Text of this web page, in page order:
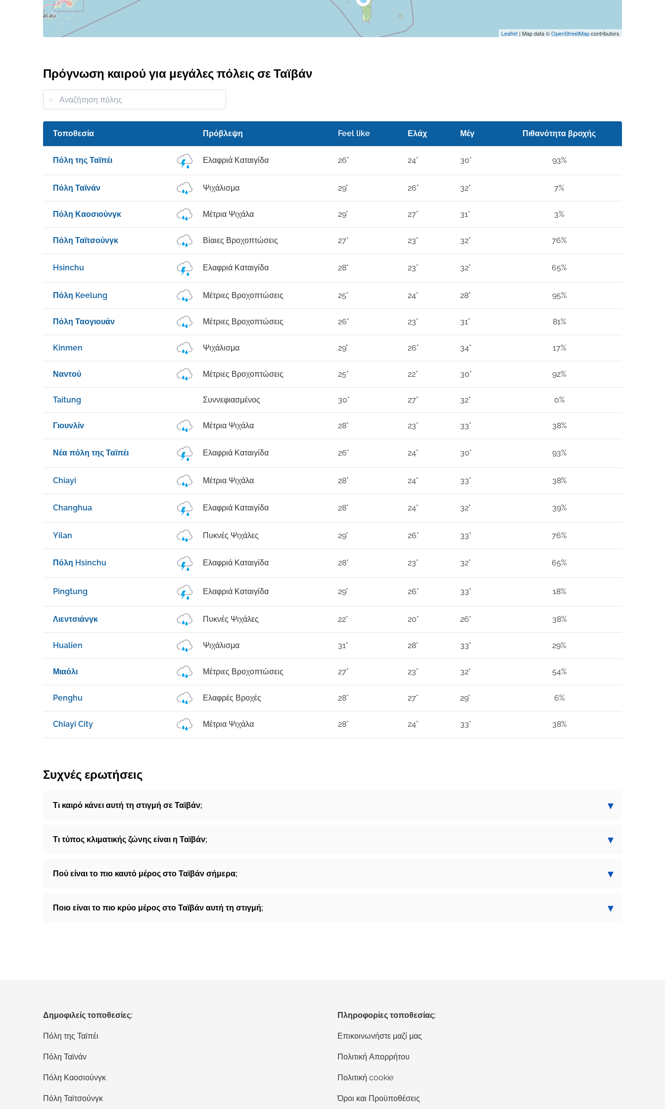
Leaflet | Map data ©OpenStreetMapcontributors
Πρόγνωση καιρού για μεγάλες πόλεις σε Ταϊβάν
Τοποθεσία Πρόβλεψη Feel like Ελάχ Μέγ Πιθανότητα βροχής
Πόλη της Ταϊπέι Ελαφριά Καταιγίδα 26° 24° 30° 93%
Πόλη Ταϊνάν Ψιχάλισμα 29° 26° 32° 7%
Πόλη Καοσιούνγκ Μέτρια Ψιχάλα 29° 27° 31° 3%
Πόλη Ταϊτσούνγκ Βίαιες Βροχοπτώσεις 27° 23° 32° 76%
Hsinchu Ελαφριά Καταιγίδα 28° 23° 32° 65%
Πόλη Keelung Μέτριες Βροχοπτώσεις 25° 24° 28° 95%
Πόλη Ταογιουάν Μέτριες Βροχοπτώσεις 26° 23° 31° 81%
Kinmen Ψιχάλισμα 29° 26° 34° 17%
Ναντού Μέτριες Βροχοπτώσεις 25° 22° 30° 92%
Taitung Συννεφιασμένος 30° 27° 32° 0%
Γιουνλίν Μέτρια Ψιχάλα 28° 23° 33° 38%
Νέα πόλη της Ταϊπέι Ελαφριά Καταιγίδα 26° 24° 30° 93%
Chiayi Μέτρια Ψιχάλα 28° 24° 33° 38%
Changhua Ελαφριά Καταιγίδα 28° 24° 32° 39%
Yilan Πυκνές Ψιχάλες 29° 26° 33° 76%
Πόλη Hsinchu Ελαφριά Καταιγίδα 28° 23° 32° 65%
Pingtung Ελαφριά Καταιγίδα 29° 26° 33° 18%
Λιεντσιάνγκ Πυκνές Ψιχάλες 22° 20° 26° 38%
Hualien Ψιχάλισμα 31° 28° 33° 29%
Μιαόλι Μέτριες Βροχοπτώσεις 27° 23° 32° 54%
Penghu Ελαφρές Βροχές 28° 27° 29° 6%
Chiayi City Μέτρια Ψιχάλα 28° 24° 33° 38%
Συχνές ερωτήσεις
Τι καιρό κάνει αυτή τη στιγμή σε Ταϊβάν;
Τι τύπος κλιματικής ζώνης είναι η Ταϊβάν;
Πού είναι το πιο καυτό μέρος στο Ταϊβάν σήμερα;
Ποιο είναι το πιο κρύο μέρος στο Ταϊβάν αυτή τη στιγμή;
Δημοφιλείς τοποθεσίες:
Πόλη της Ταϊπέι
Πόλη Ταϊνάν
Πόλη Καοσιούνγκ
Πόλη Ταϊτσούνγκ
Πληροφορίες τοποθεσίας:
Επικοινωνήστε μαζί μας
Πολιτική Απορρήτου
Πολιτική cookie
Όροι και Προϋποθέσεις